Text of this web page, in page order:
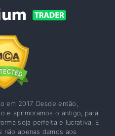
em 2017. Desde então,
e aprimoramos o antigo, para
seja perfeita e lucrativa. E
não apenas damos aos